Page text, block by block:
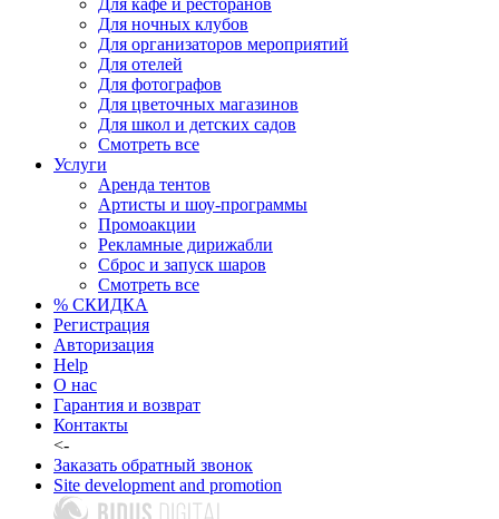
Для кафе и ресторанов
Для ночных клубов
Для организаторов мероприятий
Для отелей
Для фотографов
Для цветочных магазинов
Для школ и детских садов
Смотреть все
Услуги
Аренда тентов
Артисты и шоу-программы
Промоакции
Рекламные дирижабли
Сброс и запуск шаров
Смотреть все
% СКИДКА
Регистрация
Авторизация
Help
О нас
Гарантия и возврат
Контакты
<-
Заказать обратный звонок
Site development and promotion